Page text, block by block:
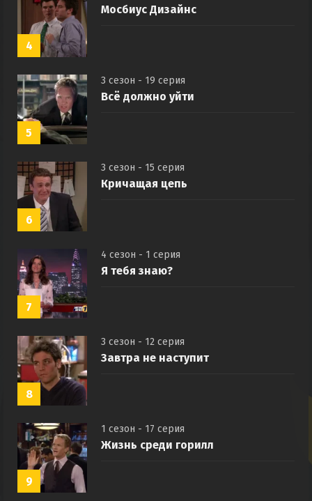
4
Мосбиус Дизайнс
5
3 сезон - 19 серия
Всё должно уйти
6
3 сезон - 15 серия
Кричащая цепь
7
4 сезон - 1 серия
Я тебя знаю?
8
3 сезон - 12 серия
Завтра не наступит
9
1 сезон - 17 серия
Жизнь среди горилл